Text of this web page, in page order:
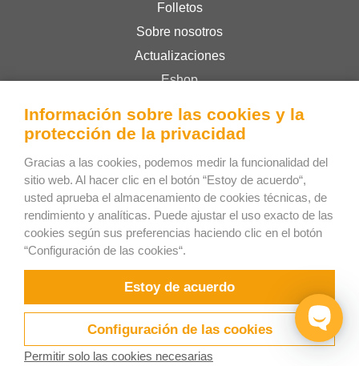
Folletos
Sobre nosotros
Actualizaciones
Eshop
Privacy Policy
Bee Interactive s.r.o.
U Pekarky 484/1a
180 00 Praga 8 – Liben
República Checa
Información sobre las cookies y la
protección de la privacidad
Gracias a las cookies, podemos medir la funcionalidad del
sitio web. Al hacer clic en el botón “Estoy de acuerdo“,
usted aprueba el almacenamiento de cookies técnicas, de
rendimiento y analíticas. Puede ajustar el uso exacto de las
cookies según sus preferencias haciendo clic en el botón
“Configuración de las cookies“.
Estoy de acuerdo
Configuración de las cookies
Permitir solo las cookies necesarias